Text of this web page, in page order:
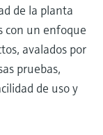
de la planta
con un enfoque
avalados por
pruebas,
de uso y